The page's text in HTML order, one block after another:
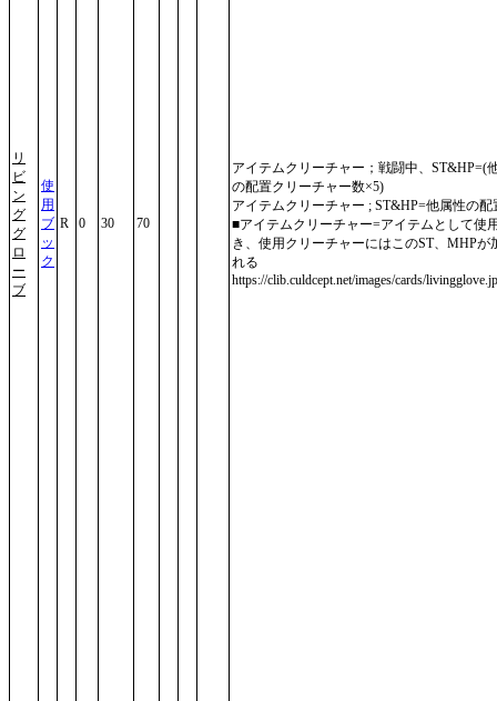
リ
ビ
ン
グ
グ
ロ
ー
ブ
使
用
ブ
ッ
ク
R 0 30 70
アイテムクリーチャー；戦闘中、ST&HP=(
の配置クリーチャー数×5)
アイテムクリーチャー ; ST&HP=他属性の配
■アイテムクリーチャー=アイテムとして使
き、使用クリーチャーにはこのST、MHPが
れる
https://clib.culdcept.net/images/cards/